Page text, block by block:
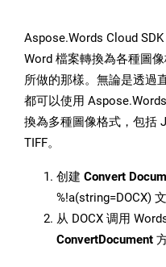
Aspose.Words Cloud
Word 檔案轉換為各種圖
所做的那樣。無論是透過
都可以使用
換為多種圖像格式，包括
TIFF。
创建 Convert
%!a(string=DOCX)
从 DOCX 调用
ConvertDocument